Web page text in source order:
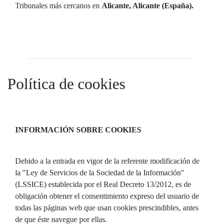
Tribunales más cercanos en Alicante, Alicante (España).
Política de cookies
INFORMACIÓN SOBRE COOKIES
Debido a la entrada en vigor de la referente modificación de
la "Ley de Servicios de la Sociedad de la Información"
(LSSICE) establecida por el Real Decreto 13/2012, es de
obligación obtener el consentimiento expreso del usuario de
todas las páginas web que usan cookies prescindibles, antes
de que éste navegue por ellas.